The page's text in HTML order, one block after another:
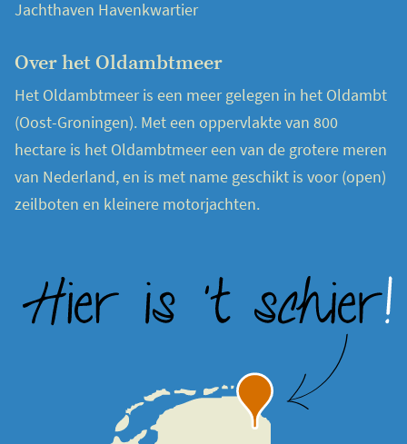
Jachthaven Havenkwartier
Over het Oldambtmeer
Het Oldambtmeer is een meer gelegen in het Oldambt
(Oost-Groningen). Met een oppervlakte van 800
hectare is het Oldambtmeer een van de grotere meren
van Nederland, en is met name geschikt is voor (open)
zeilboten en kleinere motorjachten.